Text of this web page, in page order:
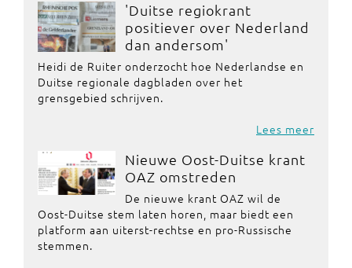
'Duitse regiokrant
positiever over Nederland
dan andersom'
Heidi de Ruiter onderzocht hoe Nederlandse en
Duitse regionale dagbladen over het
grensgebied schrijven.
Lees meer
Nieuwe Oost-Duitse krant
OAZ omstreden
De nieuwe krant OAZ wil de
Oost-Duitse stem laten horen, maar biedt een
platform aan uiterst-rechtse en pro-Russische
stemmen.